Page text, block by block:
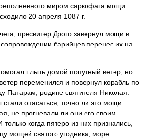
миром саркофага мощи
20 апреля 1087 г.
пресвитер Дрого завернул мощи в
барийцев перенес их на
плыть домой попутный ветер, но
переменился и повернул корабль по
Патарам, родине святителя Николая.
опасаться, точно ли это мощи
не прогневали ли они его своим
когда пятеро из них признались,
мощей святого угодника, море